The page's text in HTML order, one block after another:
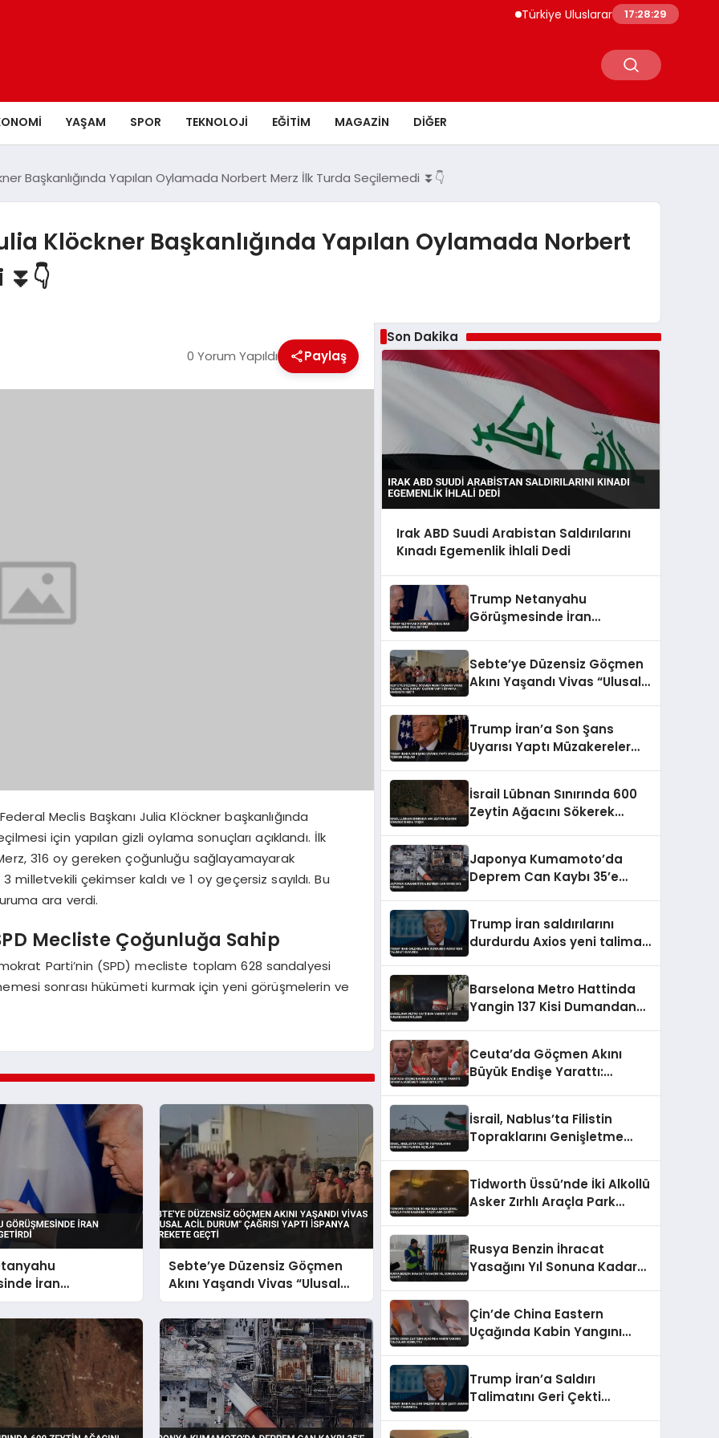
Türkiye Uluslararası Nükleer Bilim
17:28:30
YAŞAM SPOR TEKNOLOJI EĞITIM MAGAZIN DIĞER
Başkanlığında Yapılan Oylamada Norbert Merz İlk Turda Seçilemedi ⏬👇
Klöckner Başkanlığında Yapılan Oylamada Norbert
0 Yorum Yapıldı Paylaş
Meclis Başkanı Julia Klöckner başkanlığında
için yapılan gizli oylama sonuçları açıklandı. İlk
316 oy gereken çoğunluğu sağlayamayarak
milletvekili çekimser kaldı ve 1 oy geçersiz sayıldı. Bu
ara verdi.
Mecliste Çoğunluğa Sahip
Parti’nin (SPD) mecliste toplam 628 sandalyesi
sonrası hükümeti kurmak için yeni görüşmelerin ve
İran
Dile Getirdi
Sebte’ye Düzensiz Göçmen
Akını Yaşandı Vivas “Ulusal
Acil Durum” Çağrısı Yaptı
İspanya Harekete Geçti
Son Dakika
Irak ABD Suudi Arabistan Saldırılarını
Kınadı Egemenlik İhlali Dedi
Trump Netanyahu
Görüşmesinde İran
Sebte’ye Düzensiz Göçmen
Akını Yaşandı Vivas “Ulusal
Trump İran’a Son Şans
Uyarısı Yaptı Müzakereler
İsrail Lübnan Sınırında 600
Zeytin Ağacını Sökerek
Japonya Kumamoto’da
Deprem Can Kaybı 35’e
Trump İran saldırılarını
durdurdu Axios yeni talimatı
Barselona Metro Hattinda
Yangin 137 Kisi Dumandan
Ceuta’da Göçmen Akını
Büyük Endişe Yarattı:
İsrail, Nablus’ta Filistin
Topraklarını Genişletme
Tidworth Üssü’nde İki Alkollü
Asker Zırhlı Araçla Park
Rusya Benzin İhracat
Yasağını Yıl Sonuna Kadar
Çin’de China Eastern
Uçağında Kabin Yangını
Trump İran’a Saldırı
Talimatını Geri Çekti